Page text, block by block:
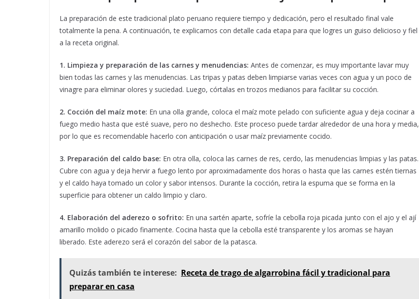
La preparación de este tradicional plato peruano requiere tiempo y dedicación, pero el resultado final vale
totalmente la pena. A continuación, te explicamos con detalle cada etapa para que logres un guiso delicioso y fiel
a la receta original.
1. Limpieza y preparación de las carnes y menudencias: Antes de comenzar, es muy importante lavar muy
bien todas las carnes y las menudencias. Las tripas y patas deben limpiarse varias veces con agua y un poco de
vinagre para eliminar olores y suciedad. Luego, córtalas en trozos medianos para facilitar su cocción.
2. Cocción del maíz mote: En una olla grande, coloca el maíz mote pelado con suficiente agua y deja cocinar a
fuego medio hasta que esté suave, pero no deshecho. Este proceso puede tardar alrededor de una hora y media,
por lo que es recomendable hacerlo con anticipación o usar maíz previamente cocido.
3. Preparación del caldo base: En otra olla, coloca las carnes de res, cerdo, las menudencias limpias y las patas.
Cubre con agua y deja hervir a fuego lento por aproximadamente dos horas o hasta que las carnes estén tiernas
y el caldo haya tomado un color y sabor intensos. Durante la cocción, retira la espuma que se forma en la
superficie para obtener un caldo limpio y claro.
4. Elaboración del aderezo o sofrito: En una sartén aparte, sofríe la cebolla roja picada junto con el ajo y el ají
amarillo molido o picado finamente. Cocina hasta que la cebolla esté transparente y los aromas se hayan
liberado. Este aderezo será el corazón del sabor de la patasca.
Quizás también te interese: Receta de trago de algarrobina fácil y tradicional para
preparar en casa